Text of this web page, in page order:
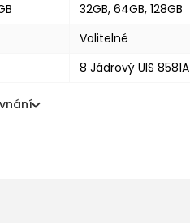
32GB, 64GB, 128GB
Volitelné
8 Jádrový UIS 8581A